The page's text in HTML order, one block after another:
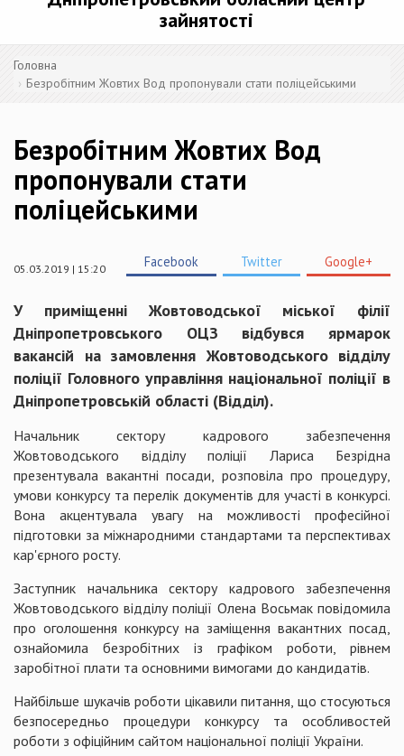
зайнятості
Головна
Безробітним Жовтих Вод пропонували стати поліцейськими
Безробітним Жовтих Вод
пропонували стати
поліцейськими
05.03.2019 | 15:20 Facebook Twitter Google+
У приміщенні Жовтоводської міської філії
Дніпропетровського ОЦЗ відбувся ярмарок
вакансій на замовлення Жовтоводського відділу
поліції Головного управління національної поліції в
Дніпропетровській області (Відділ).
Начальник сектору кадрового забезпечення
Жовтоводського відділу поліції Лариса Безрідна
презентувала вакантні посади, розповіла про процедуру,
умови конкурсу та перелік документів для участі в конкурсі.
Вона акцентувала увагу на можливості професійної
підготовки за міжнародними стандартами та перспективах
кар'єрного росту.
Заступник начальника сектору кадрового забезпечення
Жовтоводського відділу поліції Олена Восьмак повідомила
про оголошення конкурсу на заміщення вакантних посад,
ознайомила безробітних із графіком роботи, рівнем
заробітної плати та основними вимогами до кандидатів.
Найбільше шукачів роботи цікавили питання, що стосуються
безпосередньо процедури конкурсу та особливостей
роботи з офіційним сайтом національної поліції України.